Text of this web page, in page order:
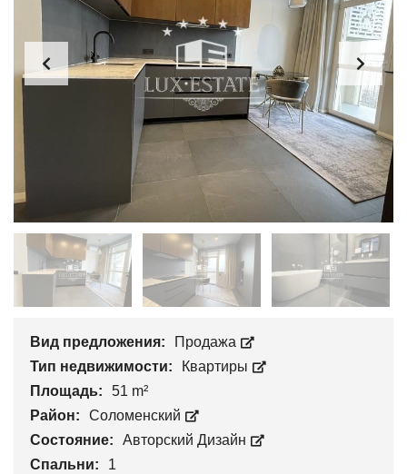
Вид предложения:
Продажа
Тип недвижимости:
Квартиры
Площадь:
51 m²
Район:
Соломенский
Состояние:
Авторский Дизайн
Спальни:
1